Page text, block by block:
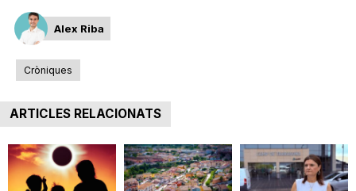
Alex Riba
Cròniques
ARTICLES RELACIONATS